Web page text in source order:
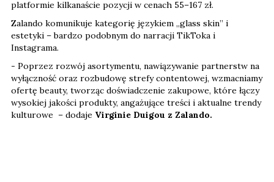
platformie kilkanaście pozycji w cenach 55–167 zł.
Zalando komunikuje kategorię językiem „glass skin” i
estetyki – bardzo podobnym do narracji TikToka i
Instagrama.
- Poprzez rozwój asortymentu, nawiązywanie partnerstw na
wyłączność oraz rozbudowę strefy contentowej, wzmacniamy
ofertę beauty, tworząc doświadczenie zakupowe, które łączy
wysokiej jakości produkty, angażujące treści i aktualne trendy
kulturowe – dodaje Virginie Duigou z Zalando.